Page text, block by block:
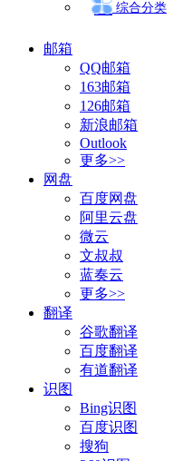
综合分类
邮箱
QQ邮箱
163邮箱
126邮箱
新浪邮箱
Outlook
更多>>
网盘
百度网盘
阿里云盘
微云
文叔叔
蓝奏云
更多>>
翻译
谷歌翻译
百度翻译
有道翻译
识图
Bing识图
百度识图
搜狗